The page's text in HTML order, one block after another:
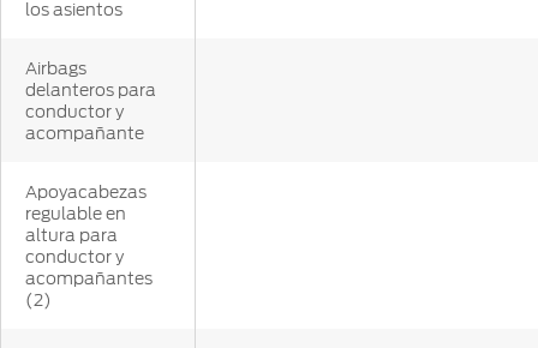
los asientos
Airbags
delanteros para
conductor y
acompañante
Apoyacabezas
regulable en
altura para
conductor y
acompañantes
(2)